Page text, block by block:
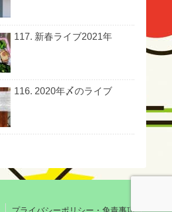
117. 新春ライブ2021年
116. 2020年〆のライブ